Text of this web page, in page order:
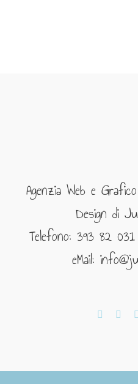
Agenzia Web e
Design di
Telefono: 393 82
eMail: